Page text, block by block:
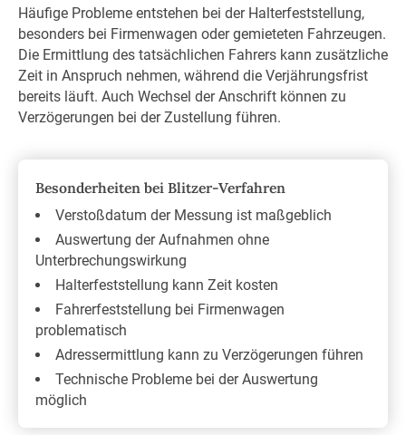
Häufige Probleme entstehen bei der Halterfeststellung,
besonders bei Firmenwagen oder gemieteten Fahrzeugen.
Die Ermittlung des tatsächlichen Fahrers kann zusätzliche
Zeit in Anspruch nehmen, während die Verjährungsfrist
bereits läuft. Auch Wechsel der Anschrift können zu
Verzögerungen bei der Zustellung führen.
Besonderheiten bei Blitzer-Verfahren
Verstoßdatum der Messung ist maßgeblich
Auswertung der Aufnahmen ohne
Unterbrechungswirkung
Halterfeststellung kann Zeit kosten
Fahrerfeststellung bei Firmenwagen
problematisch
Adressermittlung kann zu Verzögerungen führen
Technische Probleme bei der Auswertung
möglich